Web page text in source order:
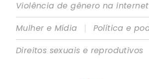
Violência de gênero na internet
Mulher e Mídia
|
Política e
Direitos sexuais e reprodutivos